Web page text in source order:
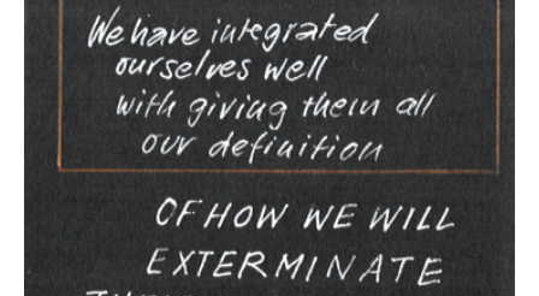
in
Veterinary
Care